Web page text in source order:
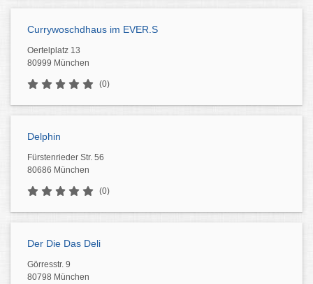
Currywoschdhaus im EVER.S
Oertelplatz 13
80999 München
(0)
Delphin
Fürstenrieder Str. 56
80686 München
(0)
Der Die Das Deli
Görresstr. 9
80798 München